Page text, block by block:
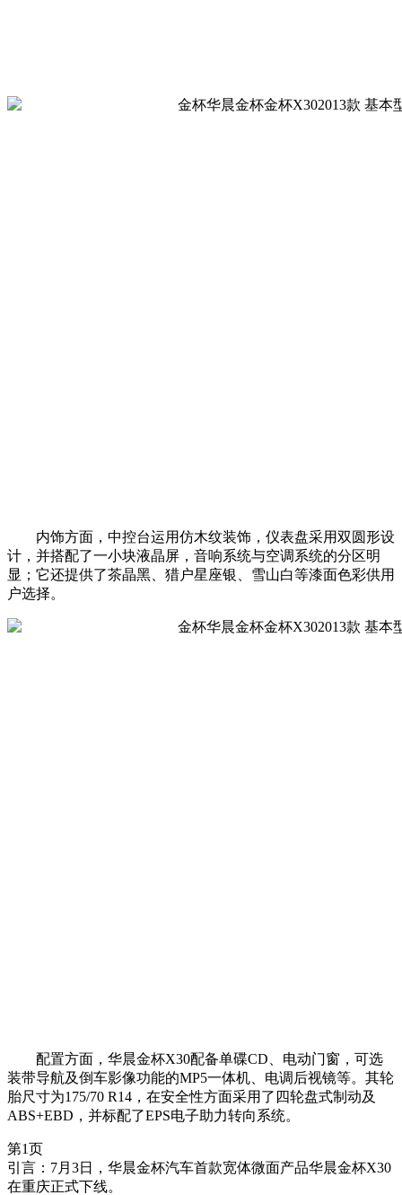
内饰方面，中控台运用仿木纹装饰，仪表盘采用双圆形设
计，并搭配了一小块液晶屏，音响系统与空调系统的分区明
显；它还提供了茶晶黑、猎户星座银、雪山白等漆面色彩供用
户选择。
配置方面，华晨金杯X30配备单碟CD、电动门窗，可选
装带导航及倒车影像功能的MP5一体机、电调后视镜等。其轮
胎尺寸为175/70 R14，在安全性方面采用了四轮盘式制动及
ABS+EBD，并标配了EPS电子助力转向系统。
第1页
引言：7月3日，华晨金杯汽车首款宽体微面产品华晨金杯X30
在重庆正式下线。